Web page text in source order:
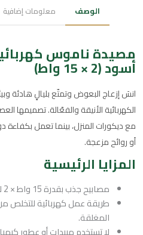
الوصف معلومات إضافية
مصيدة ناموس
أسود (2 × 15 واط)
انسَ إزعاج البعوض وتمتّع بليالٍ هادئة
الكهربائية الأنيقة والفعّالة. تصميمها
مع ديكورات المنزل، بينما تعمل بكفاءة
أو روائح مزعجة.
المزايا الرئيسية
مصابيح جذب بقدرة 15 واط × 2 لزيادة فعالية الجذب.
طريقة عمل كهربائية للتخلص
المغلقة.